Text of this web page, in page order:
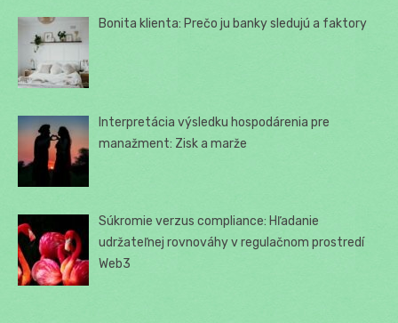
Bonita klienta: Prečo ju banky sledujú a faktory
Interpretácia výsledku hospodárenia pre
manažment: Zisk a marže
Súkromie verzus compliance: Hľadanie
udržateľnej rovnováhy v regulačnom prostredí
Web3